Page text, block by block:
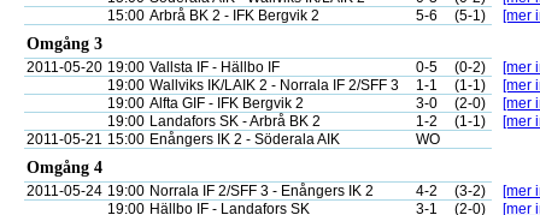
15:00 Arbrå BK 2 - IFK Bergvik 2 5-6 (5-1) [mer
Omgång 3
2011-05-20 19:00 Vallsta IF - Hällbo IF 0-5 (0-2)
[mer
19:00 Wallviks IK/LAIK 2 - Norrala IF 2/SFF 3 1-1 (1-1)
[mer
19:00 Alfta GIF - IFK Bergvik 2 3-0 (2-0)
[mer
19:00 Landafors SK - Arbrå BK 2 1-2 (1-1)
[mer
2011-05-21 15:00 Enångers IK 2 - Söderala AIK WO
Omgång 4
2011-05-24 19:00 Norrala IF 2/SFF 3 - Enångers IK 2 4-2 (3-2)
[mer
19:00 Hällbo IF - Landafors SK 3-1 (2-0)
[mer